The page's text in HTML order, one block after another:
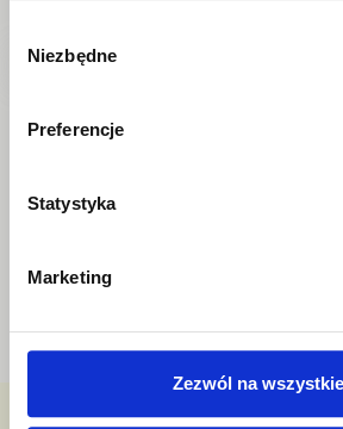
zgody
Niezbędne
Preferencje
Statystyka
Marketing
Zezwól na wszystkie
Skontaktuj się ze
Nawiązać współpracę